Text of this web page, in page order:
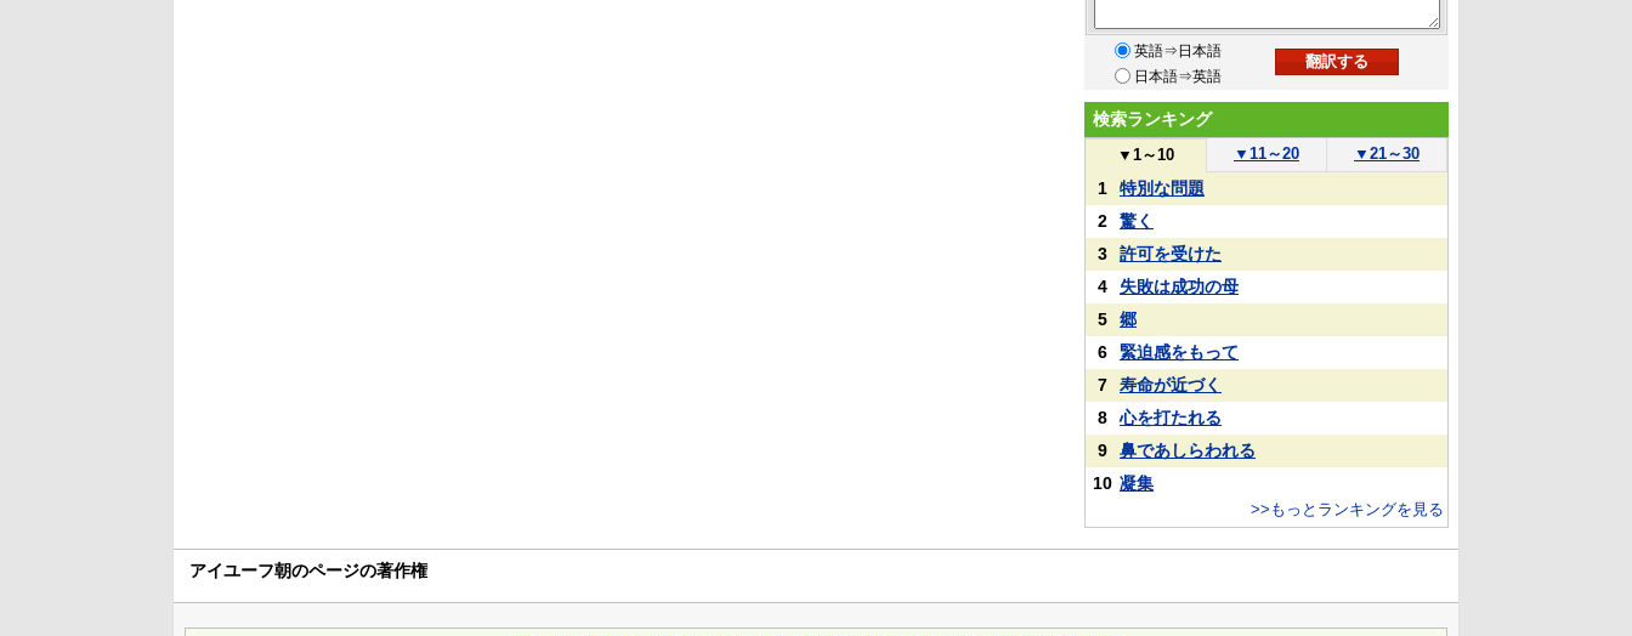
英語⇒日本語
日本語⇒英語
検索ランキング
▼ 1～10 ▼ 11～20 ▼ 21～30
1
特別な問題
2
驚く
3
許可を受けた
4
失敗は成功の母
5
郷
6
緊迫感をもって
7
寿命が近づく
8
心を打たれる
9
鼻であしらわれる
10 凝集
>>もっとランキングを見る
アイユーフ朝のページの著作権